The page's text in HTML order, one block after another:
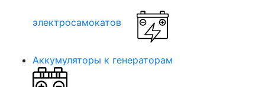
электросамокатов
Аккумуляторы к генераторам